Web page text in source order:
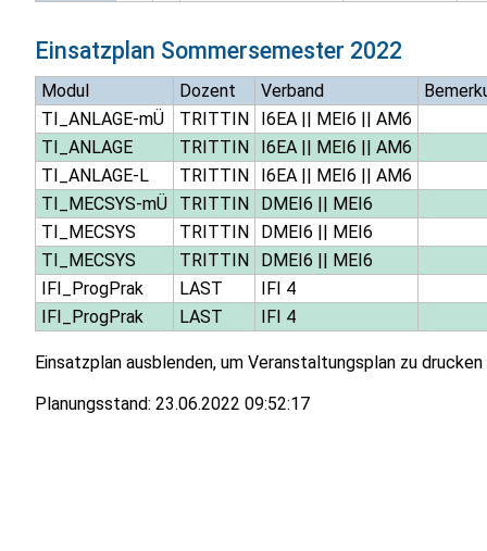
Einsatzplan Sommersemester 2022
Modul Dozent Verband
TI_ANLAGE-mÜ
TRITTIN I6EA|| MEI6 || AM6
TI_ANLAGE
TRITTIN I6EA|| MEI6 || AM6
TI_ANLAGE-L
TRITTIN I6EA|| MEI6 || AM6
TI_MECSYS-mÜ
TRITTIN DMEI6 || MEI6
TI_MECSYS
TRITTIN DMEI6 || MEI6
TI_MECSYS
TRITTIN DMEI6 || MEI6
IFI_ProgPrak
LAST
IFI 4
IFI_ProgPrak
LAST IFI 4
Einsatzplan ausblenden, um Veranstaltungsplan zu drucken
Planungsstand: 23.06.2022 09:52:17